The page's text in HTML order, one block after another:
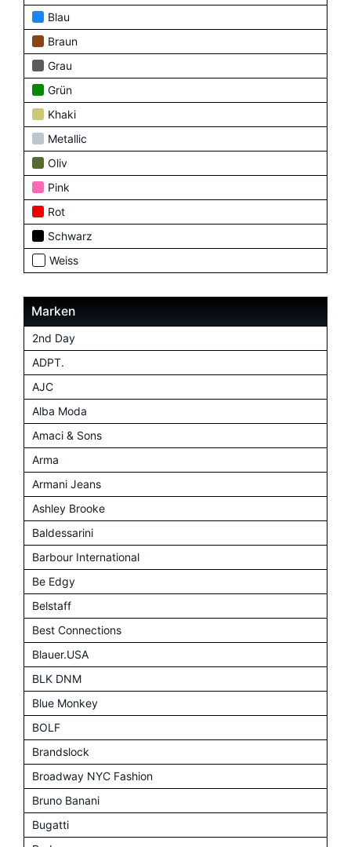
Blau
Braun
Grau
Grün
Khaki
Metallic
Oliv
Pink
Rot
Schwarz
Weiss
Marken
2nd Day
ADPT.
AJC
Alba Moda
Amaci & Sons
Arma
Armani Jeans
Ashley Brooke
Baldessarini
Barbour International
Be Edgy
Belstaff
Best Connections
Blauer.USA
BLK DNM
Blue Monkey
BOLF
Brandslock
Broadway NYC Fashion
Bruno Banani
Bugatti